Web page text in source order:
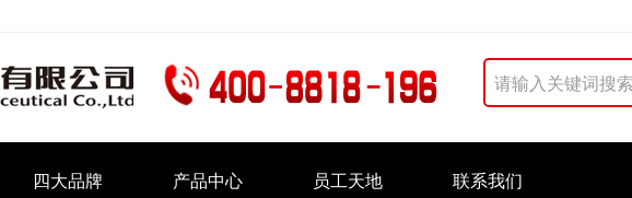
四大品牌 产品中心 员工天地 联系我们